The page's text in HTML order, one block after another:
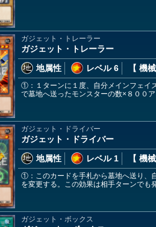
ガジェット・トレーラー
ガジェット・トレーラー
地属性
レベル 6 【 機
①：１ターンに１度、自分メインフェイ
で墓地へ送ったモンスターの数×８００ア
ガジェット・ドライバー
ガジェット・ドライバー
地属性
レベル 1 【 機
①：このカードを手札から墓地へ送り、
を変更する。この効果は相手ターンでも
ガジェット・ボックス